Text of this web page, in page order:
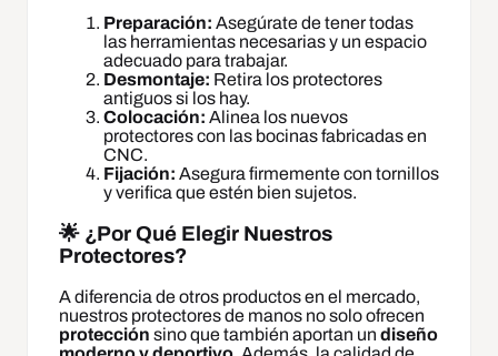
Preparación: Asegúrate de tener todas
las herramientas necesarias y un espacio
adecuado para trabajar.
Desmontaje: Retira los protectores
antiguos si los hay.
Colocación: Alinea los nuevos
protectores con las bocinas fabricadas en
CNC.
Fijación: Asegura firmemente con tornillos
y verifica que estén bien sujetos.
🌟 ¿Por Qué Elegir Nuestros
Protectores?
A diferencia de otros productos en el mercado,
nuestros protectores de manos no solo ofrecen
protección sino que también aportan un diseño